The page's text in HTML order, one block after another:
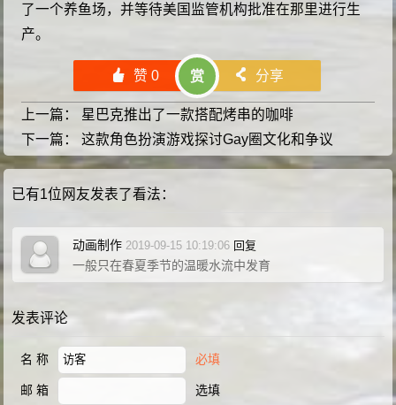
了一个养鱼场，并等待美国监管机构批准在那里进行生
产。
󰄼 赞 0 赏 󰄯 分享
上一篇： 星巴克推出了一款搭配烤串的咖啡
下一篇：这款角色扮演游戏探讨Gay圈文化和争议
已有1位网友发表了看法：
动画制作 2019-09-15 10:19:06 回复
一般只在春夏季节的温暖水流中发育
发表评论
名 称 必填
邮 箱 选填